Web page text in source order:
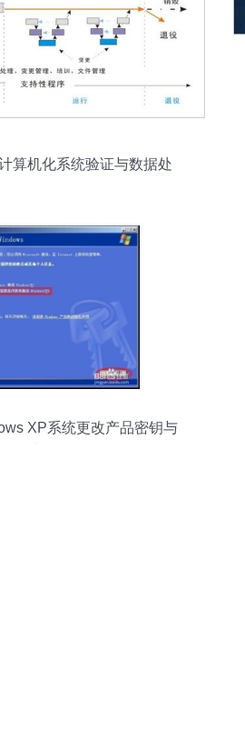
算机化系统验证与数据处
XP系统更改产品密钥与